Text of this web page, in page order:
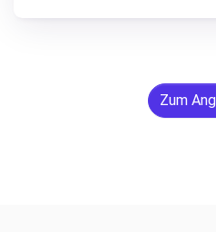
Zum